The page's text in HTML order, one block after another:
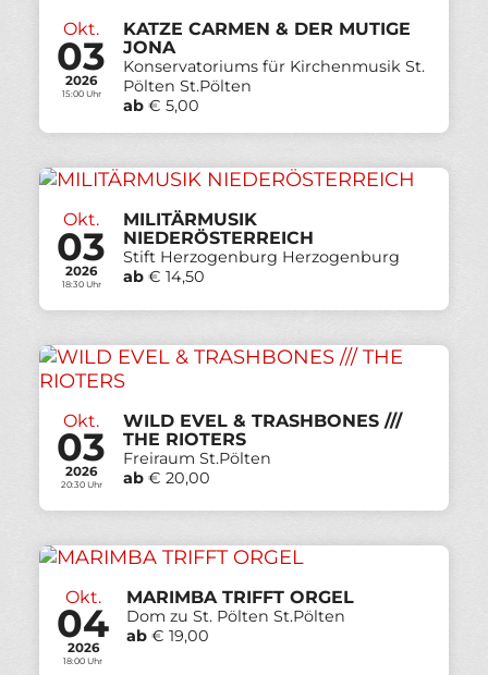
Okt.
03
2026
15:00 Uhr
KATZE CARMEN & DER MUTIGE
JONA
Konservatoriums für Kirchenmusik St.
Pölten St.Pölten
ab € 5,00
Okt.
03
2026
18:30 Uhr
MILITÄRMUSIK
NIEDERÖSTERREICH
Stift Herzogenburg Herzogenburg
ab € 14,50
Okt.
03
2026
20:30 Uhr
WILD EVEL & TRASHBONES ///
THE RIOTERS
Freiraum St.Pölten
ab € 20,00
Okt.
04
2026
18:00 Uhr
MARIMBA TRIFFT ORGEL
Dom zu St. Pölten St.Pölten
ab € 19,00